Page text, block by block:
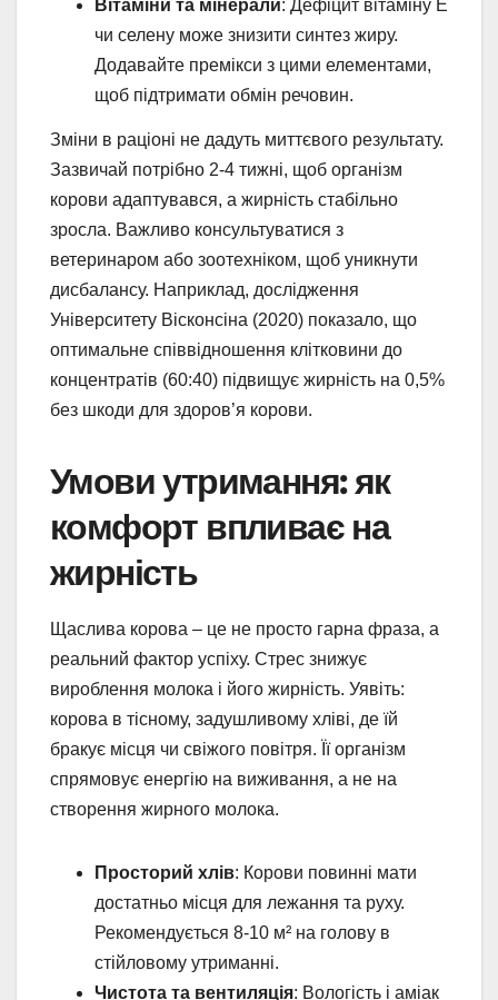
Вітаміни та мінерали: Дефіцит вітаміну E
чи селену може знизити синтез жиру.
Додавайте премікси з цими елементами,
щоб підтримати обмін речовин.
Зміни в раціоні не дадуть миттєвого результату.
Зазвичай потрібно 2-4 тижні, щоб організм
корови адаптувався, а жирність стабільно
зросла. Важливо консультуватися з
ветеринаром або зоотехніком, щоб уникнути
дисбалансу. Наприклад, дослідження
Університету Вісконсіна (2020) показало, що
оптимальне співвідношення клітковини до
концентратів (60:40) підвищує жирність на 0,5%
без шкоди для здоров’я корови.
Умови утримання: як
комфорт впливає на
жирність
Щаслива корова – це не просто гарна фраза, а
реальний фактор успіху. Стрес знижує
вироблення молока і його жирність. Уявіть:
корова в тісному, задушливому хліві, де їй
бракує місця чи свіжого повітря. Її організм
спрямовує енергію на виживання, а не на
створення жирного молока.
Просторий хлів: Корови повинні мати
достатньо місця для лежання та руху.
Рекомендується 8-10 м² на голову в
стійловому утриманні.
Чистота та вентиляція: Вологість і аміак